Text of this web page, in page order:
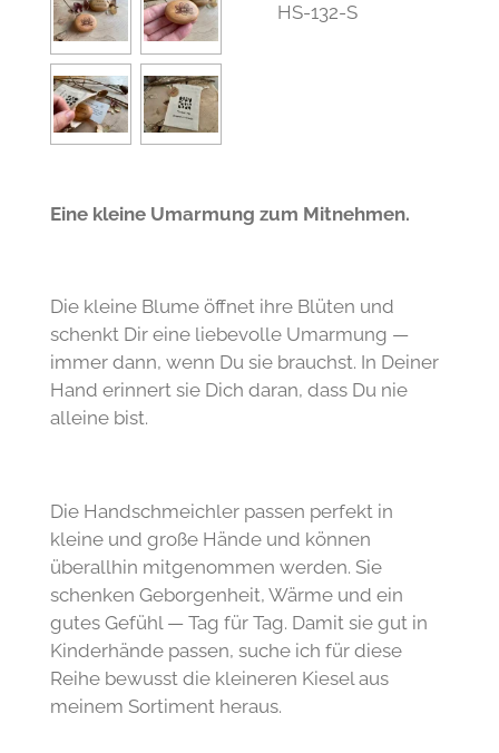
HS-132-S
Eine kleine Umarmung zum Mitnehmen.
Die kleine Blume öffnet ihre Blüten und
schenkt Dir eine liebevolle Umarmung —
immer dann, wenn Du sie brauchst. In Deiner
Hand erinnert sie Dich daran, dass Du nie
alleine bist.
Die Handschmeichler passen perfekt in
kleine und große Hände und können
überallhin mitgenommen werden. Sie
schenken Geborgenheit, Wärme und ein
gutes Gefühl — Tag für Tag. Damit sie gut in
Kinderhände passen, suche ich für diese
Reihe bewusst die kleineren Kiesel aus
meinem Sortiment heraus.